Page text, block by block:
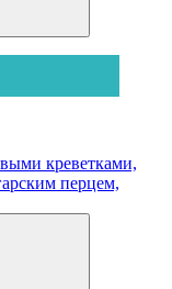
креветками,
перцем,